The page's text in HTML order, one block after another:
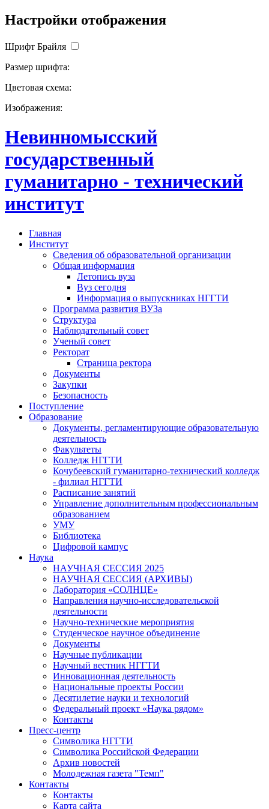
Настройки отображения
Шрифт Брайля
Размер шрифта:
Цветовая схема:
Изображения:
Невинномысский
государственный
гуманитарно - технический
институт
Главная
Институт
Сведения об образовательной организации
Общая информация
Летопись вуза
Вуз сегодня
Информация о выпускниках НГГТИ
Программа развития ВУЗа
Структура
Наблюдательный совет
Ученый совет
Ректорат
Страница ректора
Документы
Закупки
Безопасность
Поступление
Образование
Документы, регламентирующие образовательную
деятельность
Факультеты
Колледж НГГТИ
Кочубеевский гуманитарно-технический колледж
- филиал НГГТИ
Расписание занятий
Управление дополнительным профессиональным
образованием
УМУ
Библиотека
Цифровой кампус
Наука
НАУЧНАЯ СЕССИЯ 2025
НАУЧНАЯ СЕССИЯ (АРХИВЫ)
Лаборатория «СОЛНЦЕ»
Направления научно-исследовательской
деятельности
Научно-технические мероприятия
Студенческое научное объединение
Документы
Научные публикации
Научный вестник НГГТИ
Инновационная деятельность
Национальные проекты России
Десятилетие науки и технологий
Федеральный проект «Наука рядом»
Контакты
Пресс-центр
Символика НГГТИ
Символика Российской Федерации
Архив новостей
Молодежная газета "Темп"
Контакты
Контакты
Карта сайта